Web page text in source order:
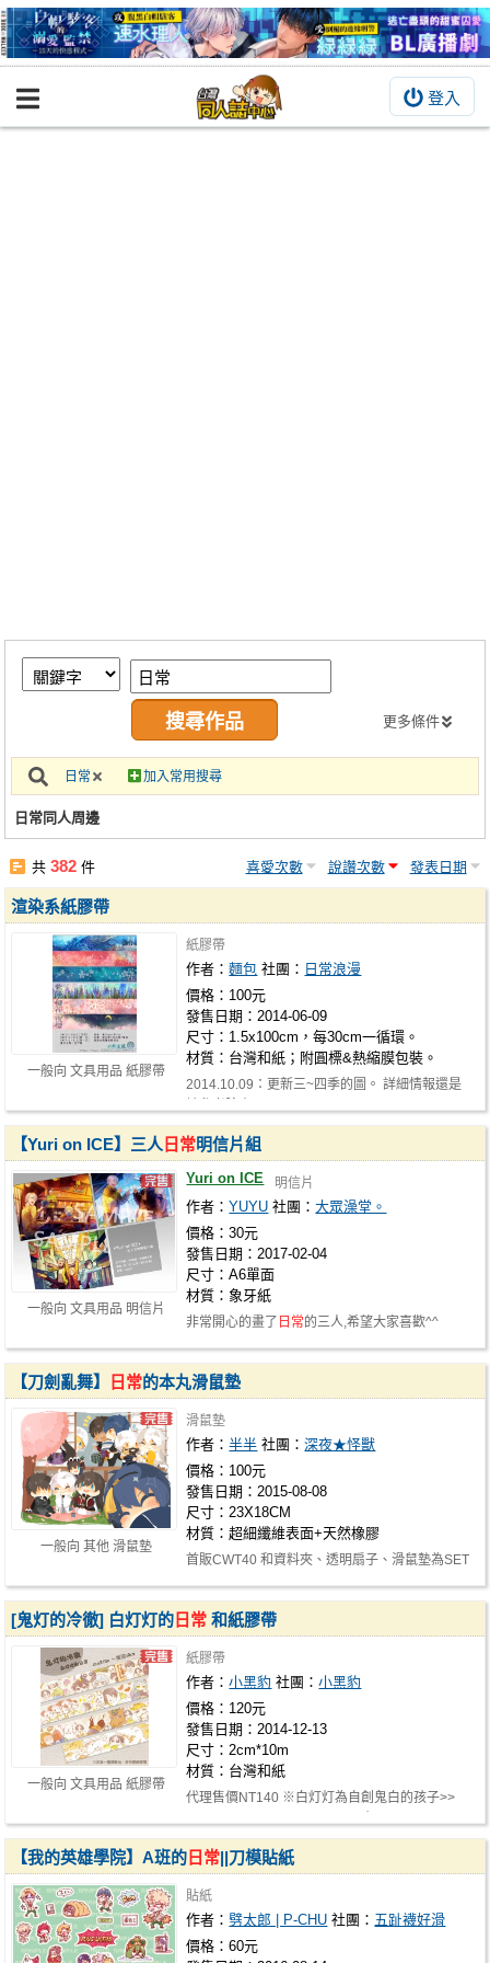
登入
BOOKY書集倉庫
繪圖藝廊
交流中心
攤位轉讓區
會員功能選單
註冊會員
更多條件
日常 加入常用搜尋
日常同人周邊
共382 件 喜愛次數 說讚次數 發表日期
一般向 文具用品 紙膠帶
渲染系紙膠帶
紙膠帶
作者：麵包 社團： 日常浪漫
價格：100元
發售日期：2014-06-09
尺寸：1.5x100cm，每30cm一循環。
材質：台灣和紙；附圓標&熱縮膜包裝。
2014.10.09：更新三~四季的圖。 詳細情報還是
一般向 文具用品 明信片
【Yuri on ICE】三人 日常明信片組
Yuri on ICE 明信片
作者：YUYU 社團：大眾澡堂。
價格：30元
發售日期：2017-02-04
尺寸：A6單面
材質：象牙紙
非常開心的畫了 日常的三人,希望大家喜歡^^
一般向 其他 滑鼠墊
【刀劍亂舞】 日常的本丸滑鼠墊
滑鼠墊
作者：半半 社團：深夜★怪獸
價格：100元
發售日期：2015-08-08
尺寸：23X18CM
材質：超細纖維表面+天然橡膠
首販CWT40 和資料夾、透明扇子、滑鼠墊為SET
一般向 文具用品 紙膠帶
[鬼灯的冷徹] 白灯灯的 日常 和紙膠帶
紙膠帶
作者：小黑豹 社團：小黑豹
價格：120元
發售日期：2014-12-13
尺寸：2cm*10m
材質：台灣和紙
代理售價NT140 ※白灯灯為自創鬼白的孩子>>
【我的英雄學院】A班的 日常||刀模貼紙
貼紙
作者：劈太郎 | P-CHU 社團： 五趾襪好滑
價格：60元